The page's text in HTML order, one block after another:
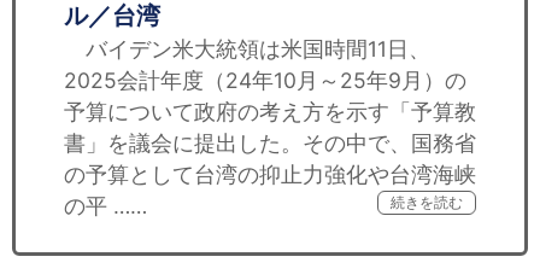
ル／台湾
バイデン米大統領は米国時間11日、
2025会計年度（24年10月～25年9月）の
予算について政府の考え方を示す「予算教
書」を議会に提出した。その中で、国務省
の予算として台湾の抑止力強化や台湾海峡
の平 ……
続きを読む